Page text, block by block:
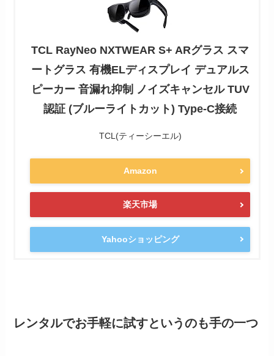
TCL RayNeo NXTWEAR S+ ARグラス スマ
ートグラス 有機ELディスプレイ デュアルス
ピーカー 音漏れ抑制 ノイズキャンセル TUV
認証 (ブルーライトカット) Type-C接続
TCL(ティーシーエル)
Amazon
楽天市場
Yahooショッピング
レンタルでお手軽に試すというのも手の一つ